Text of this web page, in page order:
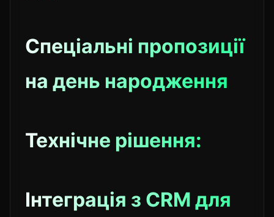
Спеціальні пропозиції
на день народження
Технічне рішення:
Інтеграція з CRM для